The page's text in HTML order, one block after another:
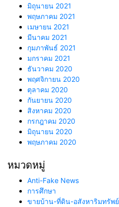
มิถุนายน 2021
พฤษภาคม 2021
เมษายน 2021
มีนาคม 2021
กุมภาพันธ์ 2021
มกราคม 2021
ธันวาคม 2020
พฤศจิกายน 2020
ตุลาคม 2020
กันยายน 2020
สิงหาคม 2020
กรกฎาคม 2020
มิถุนายน 2020
พฤษภาคม 2020
หมวดหมู่
Anti-Fake News
การศึกษา
ขายบ้าน-ที่ดิน-อสังหาริมทรัพย์